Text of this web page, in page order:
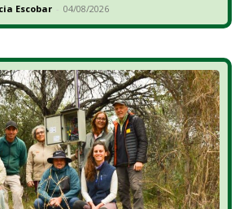
Escobar - 04/08/2026